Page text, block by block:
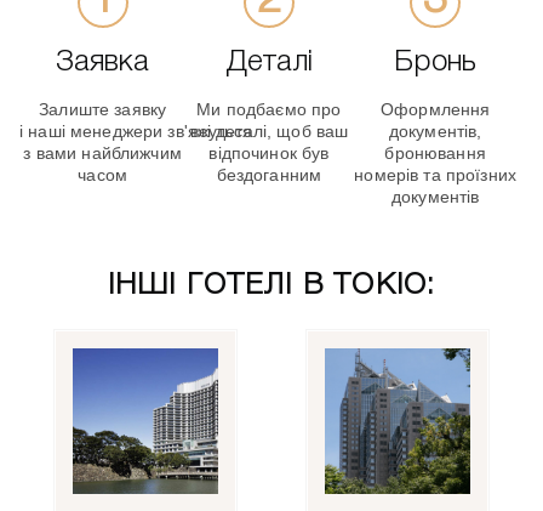
Заявка
Залиште заявку
і наші менеджери зв'яжуться
з вами найближчим
часом
Деталі
Ми подбаємо про
всі деталі, щоб ваш
відпочинок був
бездоганним
Бронь
Оформлення
документів,
бронювання
номерів та проїзних
документів
ІНШІ ГОТЕЛІ В ТОКІО: